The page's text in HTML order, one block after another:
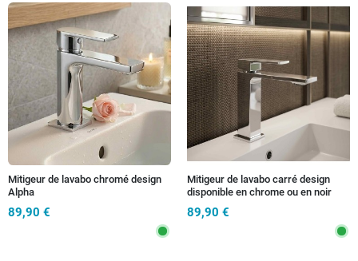
Mitigeur de lavabo chromé design
Alpha
89,90 €
Mitigeur de lavabo carré design
disponible en chrome ou en noir
89,90 €